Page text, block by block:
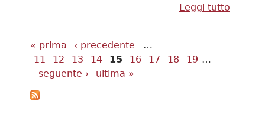
Leggi tutto
Pagine
« prima ‹ precedente
…
11
12 13 14 15 16 17 18 19 …
seguente ›
ultima »